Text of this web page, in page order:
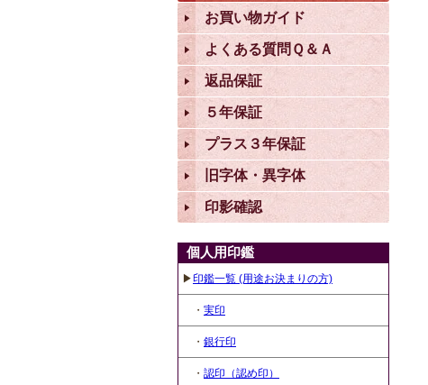
お買い物ガイド
よくある質問Ｑ＆Ａ
返品保証
５年保証
プラス３年保証
旧字体・異字体
印影確認
個人用印鑑
▶印鑑一覧 (用途お決まりの方)
・ 実印
・ 銀行印
・ 認印（認め印）